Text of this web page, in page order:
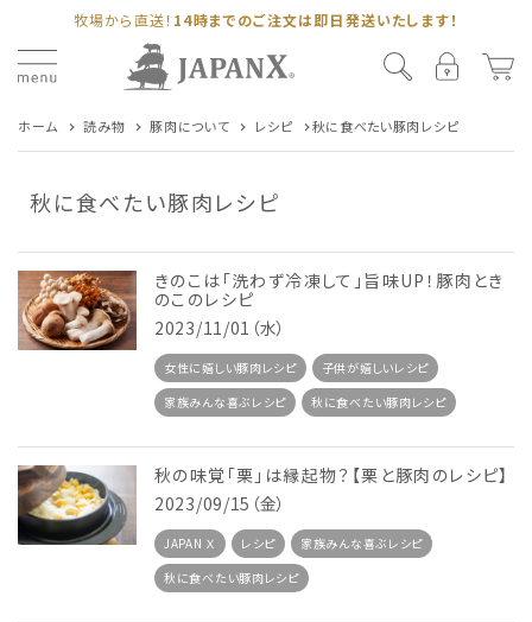
牧場から直送！ 14時までのご注文は即日発送いたします！
ホーム 読み物 豚肉について レシピ 秋に食べたい豚肉レシピ
秋に食べたい豚肉レシピ
きのこは「洗わず冷凍して」旨味UP！豚肉とき
のこのレシピ
2023/11/01（水）
女性に嬉しい豚肉レシピ
子供が嬉しいレシピ
家族みんな喜ぶレシピ
秋に食べたい豚肉レシピ
秋の味覚「栗」は縁起物？【栗と豚肉のレシピ】
2023/09/15（金）
JAPAN Ｘ レシピ
家族みんな喜ぶレシピ
秋に食べたい豚肉レシピ